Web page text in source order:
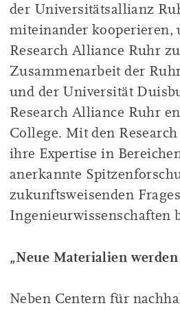
der Universitätsallianz
miteinander kooperieren,
Research Alliance Ruhr
Zusammenarbeit der
und der Universität
Research Alliance Ruhr
College. Mit den
ihre Expertise in
anerkannte
zukunftsweisenden
Ingenieurwissenschaften
„Neue Materialien
Neben Centern für